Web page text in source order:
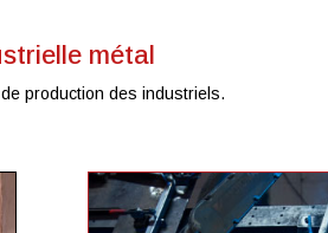
métal
production des industriels.